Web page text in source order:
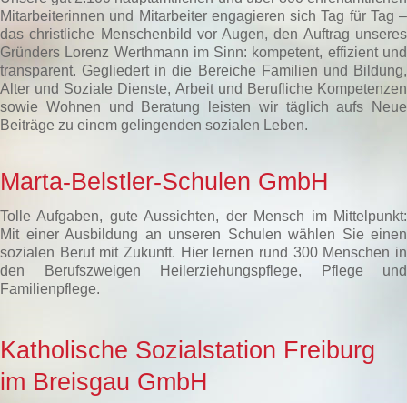
Mitarbeiterinnen und Mitarbeiter engagieren sich Tag für Tag –
das christliche Menschenbild vor Augen, den Auftrag unseres
Gründers Lorenz Werthmann im Sinn: kompetent, effizient und
transparent. Gegliedert in die Bereiche Familien und Bildung,
Alter und Soziale Dienste, Arbeit und Berufliche Kompetenzen
sowie Wohnen und Beratung leisten wir täglich aufs Neue
Beiträge zu einem gelingenden sozialen Leben.
Marta-Belstler-Schulen GmbH
Tolle Aufgaben, gute Aussichten, der Mensch im Mittelpunkt:
Mit einer Ausbildung an unseren Schulen wählen Sie einen
sozialen Beruf mit Zukunft. Hier lernen rund 300 Menschen in
den Berufszweigen Heilerziehungspflege, Pflege und
Familienpflege.
Katholische Sozialstation Freiburg
im Breisgau GmbH